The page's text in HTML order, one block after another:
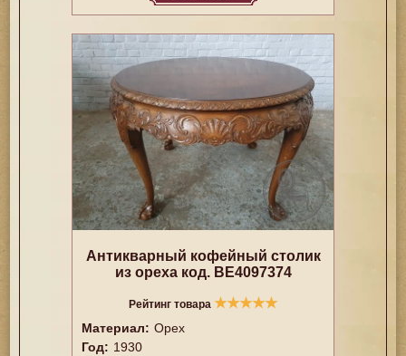
Антикварный кофейный столик
из ореха код. BE4097374
Рейтинг товара ★★★★★
Материал: Орех
Год: 1930